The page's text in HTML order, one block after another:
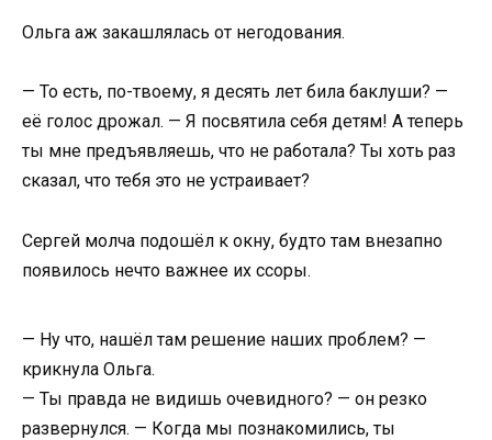
Ольга аж закашлялась от негодования.
— То есть, по-твоему, я десять лет била баклуши? —
её голос дрожал. — Я посвятила себя детям! А теперь
ты мне предъявляешь, что не работала? Ты хоть раз
сказал, что тебя это не устраивает?
Сергей молча подошёл к окну, будто там внезапно
появилось нечто важнее их ссоры.
— Ну что, нашёл там решение наших проблем? —
крикнула Ольга.
— Ты правда не видишь очевидного? — он резко
развернулся. — Когда мы познакомились, ты